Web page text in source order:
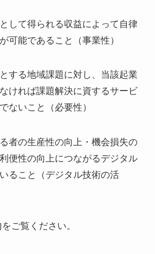
して得られる収益によって自律
可能であること（事業性）
する地域課題に対し、当該起業
ければ課題解決に資するサービ
ないこと（必要性）
者の生産性の向上・機会損失の
便性の向上につながるデジタル
ること（デジタル技術の活
ご覧ください。